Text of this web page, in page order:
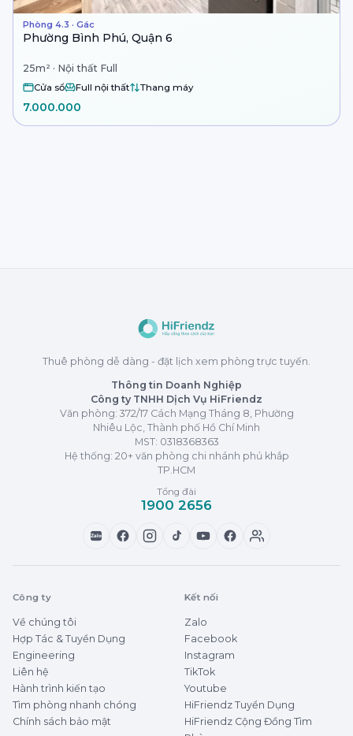
Phòng 4.3 · Gác
Phường Bình Phú, Quận 6
25m² · Nội thất Full
Cửa sổ Full nội thất Thang máy
7.000.000
Thuê phòng dễ dàng - đặt lịch xem phòng trực tuyến.
Thông tin Doanh Nghiệp
Công ty TNHH Dịch Vụ HiFriendz
Văn phòng: 372/17 Cách Mạng Tháng 8, Phường
Nhiêu Lộc, Thành phố Hồ Chí Minh
MST: 0318368363
Hệ thống: 20+ văn phòng chi nhánh phủ khắp
TP.HCM
Tổng đài
1900 2656
Zalo
Công ty
Về chúng tôi
Hợp Tác & Tuyển Dụng
Engineering
Liên hệ
Hành trình kiến tạo
Tìm phòng nhanh chóng
Chính sách bảo mật
Kết nối
Zalo
Facebook
Instagram
TikTok
Youtube
HiFriendz Tuyển Dụng
HiFriendz Cộng Đồng Tìm